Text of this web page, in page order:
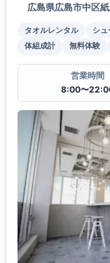
広島県広島市中区
タオルレンタル シ
体組成計
無料体験
営業時間
8:00〜